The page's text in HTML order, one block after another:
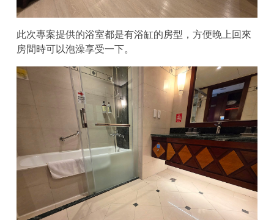
此次專案提供的浴室都是有浴缸的房型，方便晚上回來
房間時可以泡澡享受一下。